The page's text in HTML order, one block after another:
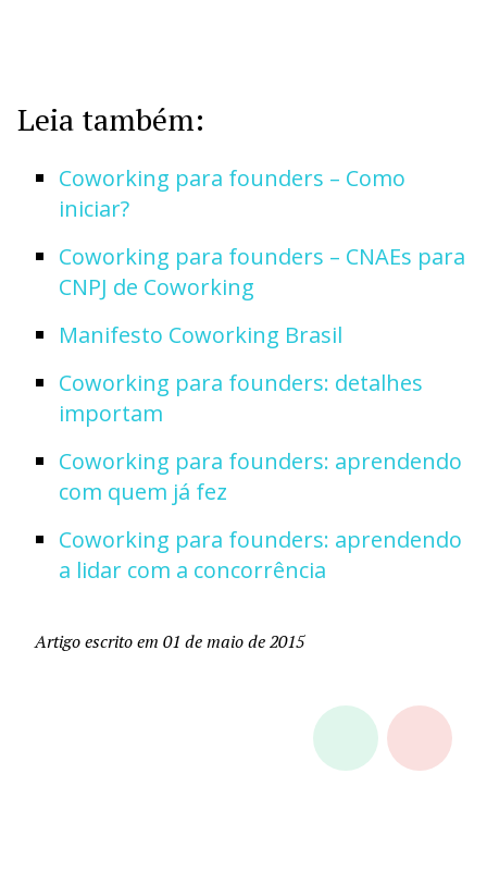
Leia também:
Coworking para founders – Como
iniciar?
Coworking para founders – CNAEs para
CNPJ de Coworking
Manifesto Coworking Brasil
Coworking para founders: detalhes
importam
Coworking para founders: aprendendo
com quem já fez
Coworking para founders: aprendendo
a lidar com a concorrência
Artigo escrito em 01 de maio de 2015